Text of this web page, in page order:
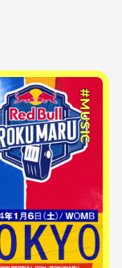
#MUSIC